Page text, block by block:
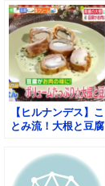
【ヒルナンデス】こ
とみ流！大根と豆腐
方！3食材クッキン
グ！ヘルシー！